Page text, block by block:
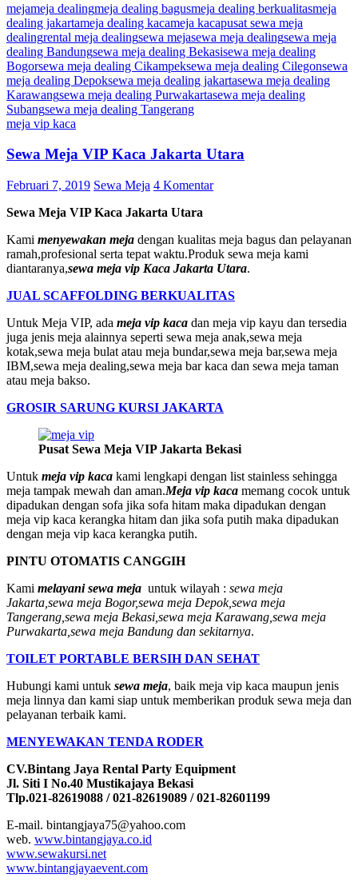
mejameja dealingmeja dealing bagusmeja dealing berkualitasmeja
dealing jakartameja dealing kacameja kacapusat sewa meja
dealingrental meja dealingsewa mejasewa meja dealingsewa meja
dealing Bandungsewa meja dealing Bekasisewa meja dealing
Bogorsewa meja dealing Cikampeksewa meja dealing Cilegonsewa
meja dealing Depoksewa meja dealing jakartasewa meja dealing
Karawangsewa meja dealing Purwakartasewa meja dealing
Subangsewa meja dealing Tangerang
meja vip kaca
Sewa Meja VIP Kaca Jakarta Utara
Februari 7, 2019 Sewa Meja 4 Komentar
Sewa Meja VIP Kaca Jakarta Utara
Kami menyewakan meja dengan kualitas meja bagus dan pelayanan
ramah,profesional serta tepat waktu.Produk sewa meja kami
diantaranya,sewa meja vip Kaca Jakarta Utara.
JUAL SCAFFOLDING BERKUALITAS
Untuk Meja VIP, ada meja vip kaca dan meja vip kayu dan tersedia
juga jenis meja alainnya seperti sewa meja anak,sewa meja
kotak,sewa meja bulat atau meja bundar,sewa meja bar,sewa meja
IBM,sewa meja dealing,sewa meja bar kaca dan sewa meja taman
atau meja bakso.
GROSIR SARUNG KURSI JAKARTA
Pusat Sewa Meja VIP Jakarta Bekasi
Untuk meja vip kaca kami lengkapi dengan list stainless sehingga
meja tampak mewah dan aman.Meja vip kaca memang cocok untuk
dipadukan dengan sofa jika sofa hitam maka dipadukan dengan
meja vip kaca kerangka hitam dan jika sofa putih maka dipadukan
dengan meja vip kaca kerangka putih.
PINTU OTOMATIS CANGGIH
Kami melayani sewa meja untuk wilayah : sewa meja
Jakarta,sewa meja Bogor,sewa meja Depok,sewa meja
Tangerang,sewa meja Bekasi,sewa meja Karawang,sewa meja
Purwakarta,sewa meja Bandung dan sekitarnya.
TOILET PORTABLE BERSIH DAN SEHAT
Hubungi kami untuk sewa meja, baik meja vip kaca maupun jenis
meja linnya dan kami siap untuk memberikan produk sewa meja dan
pelayanan terbaik kami.
MENYEWAKAN TENDA RODER
CV.Bintang Jaya Rental Party Equipment
Jl. Siti I No.40 Mustikajaya Bekasi
Tlp.021-82619088 / 021-82619089 / 021-82601199
E-mail. bintangjaya75@yahoo.com
web. www.bintangjaya.co.id
www.sewakursi.net
www.bintangjayaevent.com